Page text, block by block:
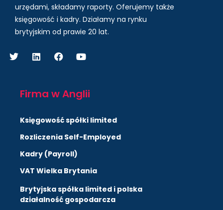
urzędami, składamy raporty. Oferujemy także
księgowość i kadry. Działamy na rynku
brytyjskim od prawie 20 lat.
Firma w Anglii
Księgowość spółki limited
Rozliczenia Self-Employed
Kadry (Payroll)
VAT Wielka Brytania
Brytyjska spółka limited i polska
działalność gospodarcza